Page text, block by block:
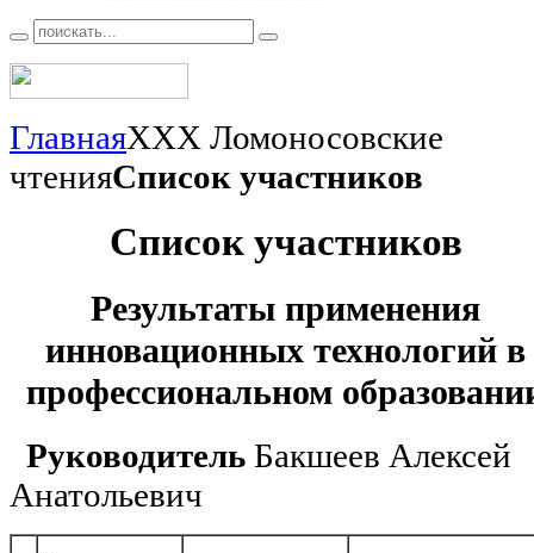
ГлавнаяXXX Ломоносовские
чтенияСписок участников
Список участников
Результаты применения
инновационных технологий в
профессиональном
Руководитель Бакшеев Алексей
Анатольевич